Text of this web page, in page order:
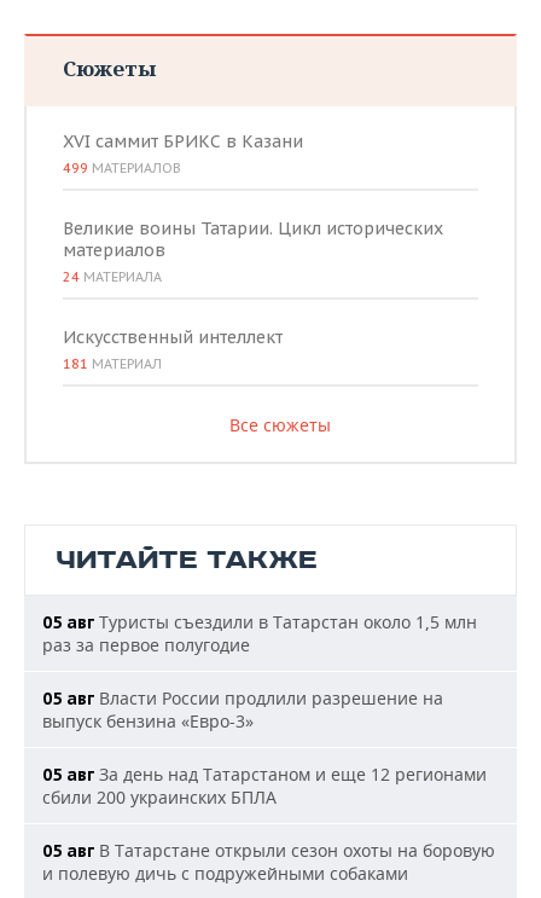
Сюжеты
XVI саммит БРИКС в Казани
499 МАТЕРИАЛОВ
Великие воины Татарии. Цикл исторических
материалов
24 МАТЕРИАЛА
Искусственный интеллект
181 МАТЕРИАЛ
Все сюжеты
ЧИТАЙТЕ ТАКЖЕ
05 авг Туристы съездили в Татарстан около 1,5 млн
раз за первое полугодие
05 авг Власти России продлили разрешение на
выпуск бензина «Евро-3»
05 авг За день над Татарстаном и еще 12 регионами
сбили 200 украинских БПЛА
05 авг В Татарстане открыли сезон охоты на боровую
и полевую дичь с подружейными собаками